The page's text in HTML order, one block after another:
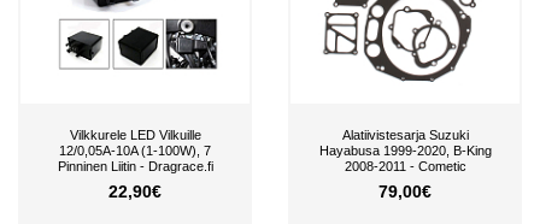
Vilkkurele LED Vilkuille
12/0,05A-10A (1-100W), 7
Pinninen Liitin - Dragrace.fi
22,90€
Alatiivistesarja Suzuki
Hayabusa 1999-2020, B-King
2008-2011 - Cometic
79,00€